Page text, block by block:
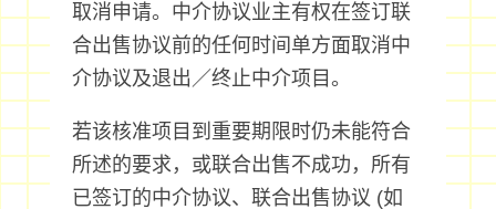
取消申请。中介协议业主有权在签订联
合出售协议前的任何时间单方面取消中
介协议及退出／终止中介项目。
若该核准项目到重要期限时仍未能符合
所述的要求，或联合出售不成功，所有
已签订的中介协议、联合出售协议 (如